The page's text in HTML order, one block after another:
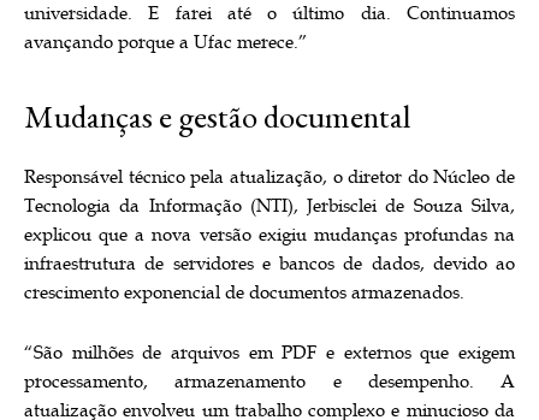
universidade. E farei até o último dia. Continuamos
avançando porque a Ufac merece.”
Mudanças e gestão documental
Responsável técnico pela atualização, o diretor do Núcleo de
Tecnologia da Informação (NTI), Jerbisclei de Souza Silva,
explicou que a nova versão exigiu mudanças profundas na
infraestrutura de servidores e bancos de dados, devido ao
crescimento exponencial de documentos armazenados.
“São milhões de arquivos em PDF e externos que exigem
processamento, armazenamento e desempenho. A
atualização envolveu um trabalho complexo e minucioso da